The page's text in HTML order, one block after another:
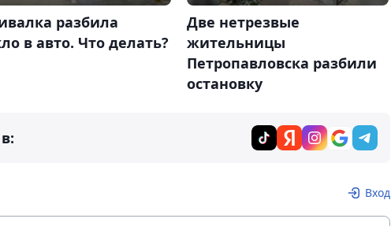
разбила
в авто. Что делать?
Две нетрезвые
жительницы
Петропавловска разбили
остановку
Вход